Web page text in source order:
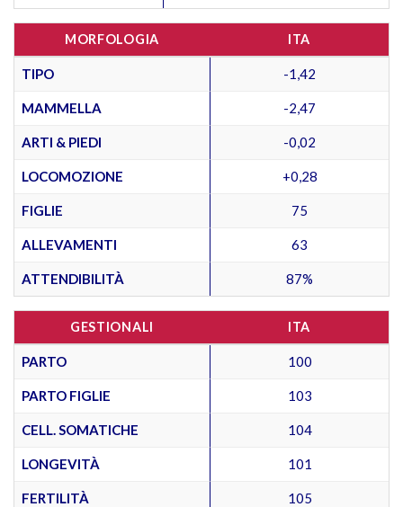
MORFOLOGIA ITA
TIPO -1,42
MAMMELLA -2,47
ARTI & PIEDI -0,02
LOCOMOZIONE +0,28
FIGLIE 75
ALLEVAMENTI 63
ATTENDIBILITÀ 87%
GESTIONALI ITA
PARTO 100
PARTO FIGLIE 103
CELL. SOMATICHE 104
LONGEVITÀ 101
FERTILITÀ 105